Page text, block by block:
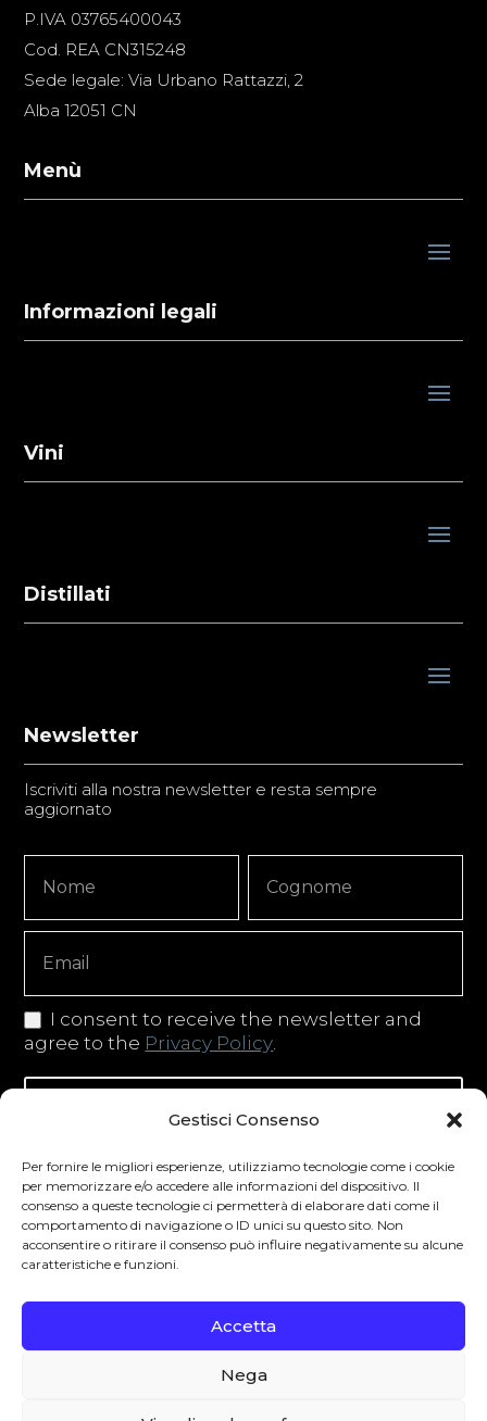
Gestisci Consenso
Per fornire le migliori esperienze, utilizziamo tecnologie come i cookie
per memorizzare e/o accedere alle informazioni del dispositivo. Il
consenso a queste tecnologie ci permetterà di elaborare dati come il
comportamento di navigazione o ID unici su questo sito. Non
acconsentire o ritirare il consenso può influire negativamente su alcune
caratteristiche e funzioni.
Accetta
Nega
P.IVA 03765400043
Cod. REA CN315248
Sede legale: Via Urbano Rattazzi, 2
Alba 12051 CN
Menù
Informazioni legali
Vini
Distillati
Newsletter
Iscriviti alla nostra newsletter e resta sempre
aggiornato
Signup
Copy
I consent to receive the newsletter and
agree to the Privacy Policy
Iscriviti alla newsletter
Degustibus invita al consumo responsabile.
La vendita di bevande alcoliche è vietata ai
Paese di residenza. L’abuso di alcol è
pericoloso per la salute.